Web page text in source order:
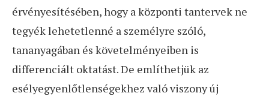
érvényesítésében, hogy a központi tantervek ne
tegyék lehetetlenné a személyre szóló,
tananyagában és követelményeiben is
differenciált oktatást. De említhetjük az
esélyegyenlőtlenségekhez való viszony új